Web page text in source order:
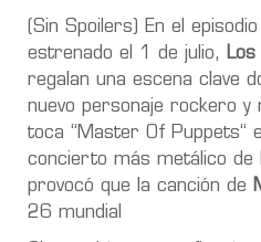
(Sin Spoilers) En el
estrenado el 1 de julio,
regalan una escena clave
nuevo personaje rockero y
toca “Master Of Puppets“
concierto más metálico de
provocó que la canción de
26 mundial